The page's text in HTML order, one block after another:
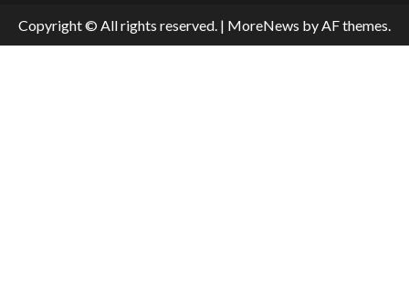
Copyright © All rights reserved. | MoreNews by AF themes.